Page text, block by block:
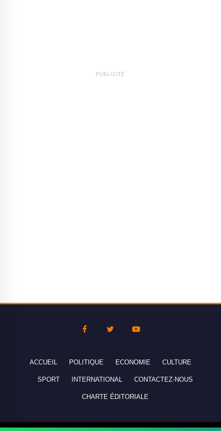
PUBLICITÉ
ACCUEIL POLITIQUE ECONOMIE CULTURE
SPORT INTERNATIONAL CONTACTEZ-NOUS
CHARTE ÉDITORIALE